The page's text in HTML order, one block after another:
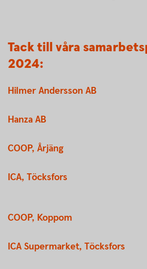
Tack till våra
2024:
Hilmer Andersson AB
Hanza AB
COOP, Årjäng
ICA, Töcksfors
COOP, Koppom
ICA Supermarket, Töcksfors